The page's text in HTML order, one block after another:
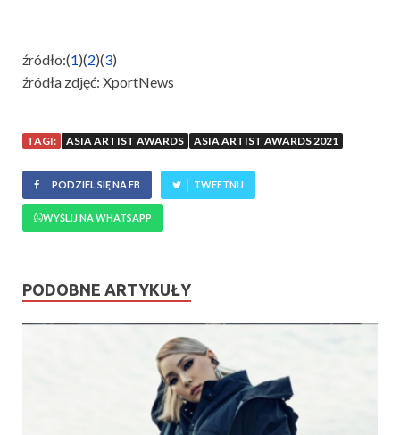
źródło:(1)(2)(3)
źródła zdjęć: XportNews
TAGI: ASIA ARTIST AWARDS ASIA ARTIST AWARDS 2021
PODZIEL SIĘ NA FB TWEETNIJ
WYŚLIJ NA WHATSAPP
PODOBNE ARTYKUŁY